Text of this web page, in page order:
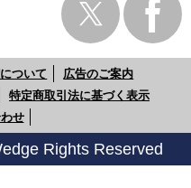
ついて
広告のご案内
特定商取引法に基づく表示
せ
Rights Reserved